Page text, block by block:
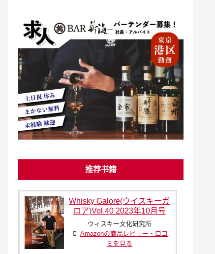
推荐书籍
Whisky Galore(ウイスキーガ
ロア)Vol.40 2023年10月号
ウィスキー文化研究所
Amazonの商品レビュー・口コ
ミを見る